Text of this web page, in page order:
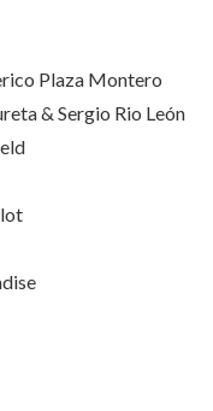
Plaza Montero
& Sergio Rio León